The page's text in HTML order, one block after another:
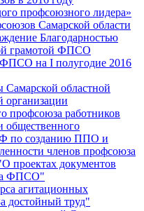
профсоюзного лидера»
Самарской области
Благодарностью
грамотой ФПСО
на I полугодие 2016
областной
организации
профсоюза работников
общественного
по созданию ППО и
членов профсоюза
проектах документов
ФПСО"
агитационных
достойный труд"